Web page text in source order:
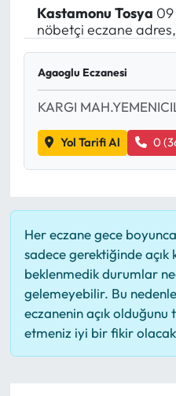
Kastamonu Tosya 09
nöbetçi eczane
Agaoglu Eczanesi
KARGI
Yol Tarifi Al 0
Her eczane gece
sadece gerektiğinde
beklenmedik durumlar
gelemeyebilir. Bu
eczanenin açık olduğunu
etmeniz iyi bir fikir
Magazin
Mektup Galeri
Röportaj
Manşet
Karikatür Galeri
BIK
ASTROLOJİ
Spor Yazıları
Mektup Galeri